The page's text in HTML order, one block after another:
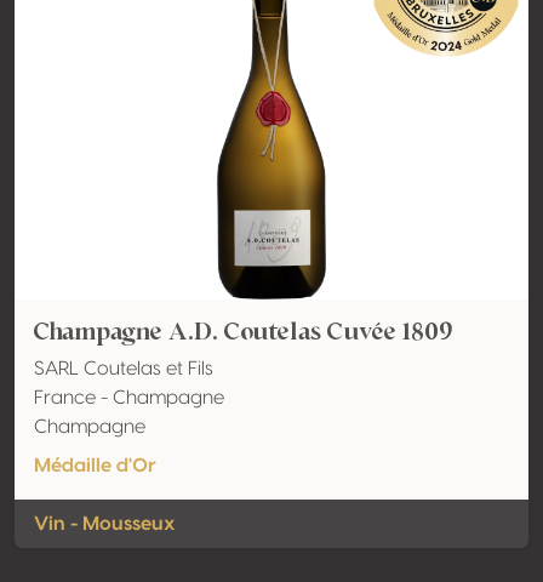
Champagne A.D. Coutelas Cuvée 1809
SARL Coutelas et Fils
France - Champagne
Champagne
Médaille d'Or
Vin - Mousseux